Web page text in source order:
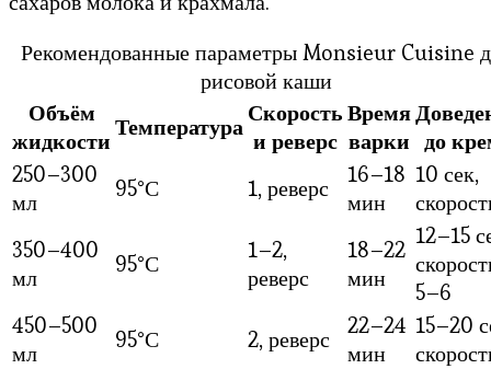
Рекомендованные параметры Monsieur Cuisine
рисовой каши
Объём
жидкостиТемператураСкорость
и реверс
Время
варки до
250–300
мл
95°С 1, реверс
16–18
мин
10 сек,
350–400
мл
95°С
1–2,
реверс
18–22
мин
12–15
5–6
450–500
мл
95°С 2, реверс
22–24
мин
15–20